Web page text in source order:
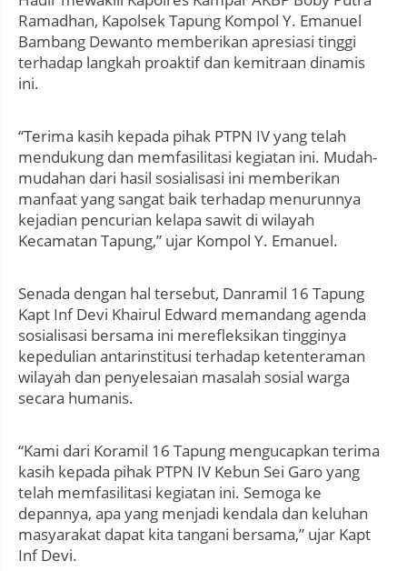
Ramadhan, Kapolsek Tapung Kompol Y. Emanuel
Bambang Dewanto memberikan apresiasi tinggi
terhadap langkah proaktif dan kemitraan dinamis
ini.
“Terima kasih kepada pihak PTPN IV yang telah
mendukung dan memfasilitasi kegiatan ini. Mudah-
mudahan dari hasil sosialisasi ini memberikan
manfaat yang sangat baik terhadap menurunnya
kejadian pencurian kelapa sawit di wilayah
Kecamatan Tapung,” ujar Kompol Y. Emanuel.
Senada dengan hal tersebut, Danramil 16 Tapung
Kapt Inf Devi Khairul Edward memandang agenda
sosialisasi bersama ini merefleksikan tingginya
kepedulian antarinstitusi terhadap ketenteraman
wilayah dan penyelesaian masalah sosial warga
secara humanis.
“Kami dari Koramil 16 Tapung mengucapkan terima
kasih kepada pihak PTPN IV Kebun Sei Garo yang
telah memfasilitasi kegiatan ini. Semoga ke
depannya, apa yang menjadi kendala dan keluhan
masyarakat dapat kita tangani bersama,” ujar Kapt
Inf Devi.